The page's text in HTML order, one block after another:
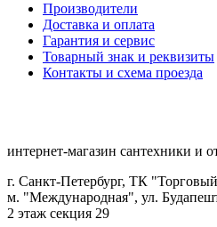
Производители
Доставка и оплата
Гарантия и сервис
Товарный знак и реквизиты
Контакты и схема проезда
интернет-магазин сантехники и
г. Санкт-Петербург, ТК
м. "Международная", ул.
2 этаж секция 29